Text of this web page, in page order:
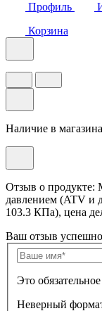
Профиль
Корзина
Наличие в
Отзыв о продукте:
давлением (ATV и
103.3 КПа), цена
Ваш отзыв
Это
Неверный